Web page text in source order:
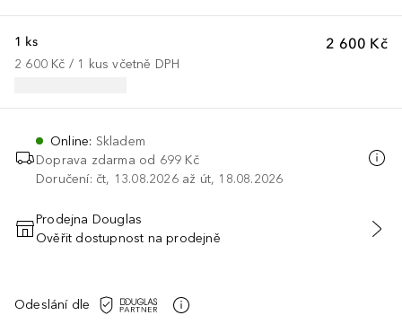
2 600 Kč
1 ks
2 600 Kč / 1 kus včetně DPH
Online: Skladem
Doprava zdarma od 699 Kč
Doručení: čt, 13.08.2026 až út, 18.08.2026
PŘIDAT DO KOŠÍKU
Prodejna Douglas
Ověřit dostupnost na prodejně
Odeslání dle